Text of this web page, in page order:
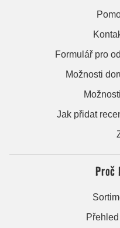
Formulář pro
Možnosti
Jak přidat
Proč